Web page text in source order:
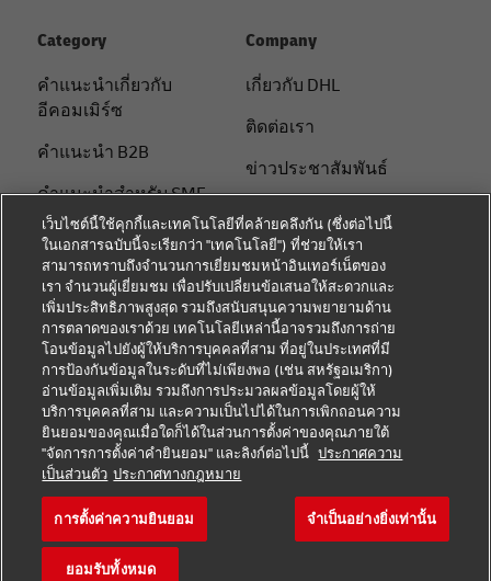
Category
คําแนะนําเกี่ยวกับ
อีคอมเมิร์ซ
คําแนะนํา B2B
คําแนะนําสําหรับ SME
คําแนะนําด้านโลจิสติกส์
เกี่ยวกับ DHL
จัดส่งกับ DHL
ติดต่อเรา
ติดตามพัสดุ
Company
เกี่ยวกับ DHL
ติดต่อเรา
ข่าวประชาสัมพันธ์
แจ้งเตือนด้านกฎหมาย
ข้อตกลงในการใช้งาน
การแจ้งเตือนความเป็น
ส่วนตัว
การตั้งค่าคุกกี้
โซเชียลมีเดีย
เว็บไซต์นี้ใช้คุกกี้และเทคโนโลยีที่คล้ายคลึงกัน (ซึ่งต่อไปนี้
ในเอกสารฉบับนี้จะเรียกว่า "เทคโนโลยี") ที่ช่วยให้เรา
สามารถทราบถึงจำนวนการเยี่ยมชมหน้าอินเทอร์เน็ตของ
เรา จำนวนผู้เยี่ยมชม เพื่อปรับเปลี่ยนข้อเสนอให้สะดวกและ
เพิ่มประสิทธิภาพสูงสุด รวมถึงสนับสนุนความพยายามด้าน
การตลาดของเราด้วย เทคโนโลยีเหล่านี้อาจรวมถึงการถ่าย
โอนข้อมูลไปยังผู้ให้บริการบุคคลที่สาม ที่อยู่ในประเทศที่มี
การป้องกันข้อมูลในระดับที่ไม่เพียงพอ (เช่น สหรัฐอเมริกา)
อ่านข้อมูลเพิ่มเติม รวมถึงการประมวลผลข้อมูลโดยผู้ให้
บริการบุคคลที่สาม และความเป็นไปได้ในการเพิกถอนความ
ยินยอมของคุณเมื่อใดก็ได้ในส่วนการตั้งค่าของคุณภายใต้
"จัดการการตั้งค่าคำยินยอม" และลิงก์ต่อไปนี้ ประกาศความ
เป็นส่วนตัว ประกาศทางกฎหมาย
การตั้งค่าความยินยอม จำเป็นอย่างยิ่งเท่านั้น
ยอมรับทั้งหมด